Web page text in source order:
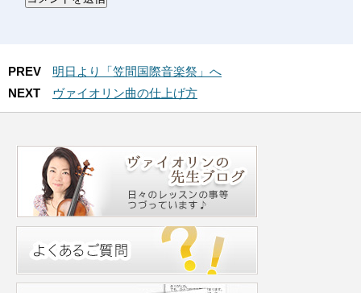
PREV
明日より「笠間国際音楽祭」へ
NEXT
ヴァイオリン曲の仕上げ方